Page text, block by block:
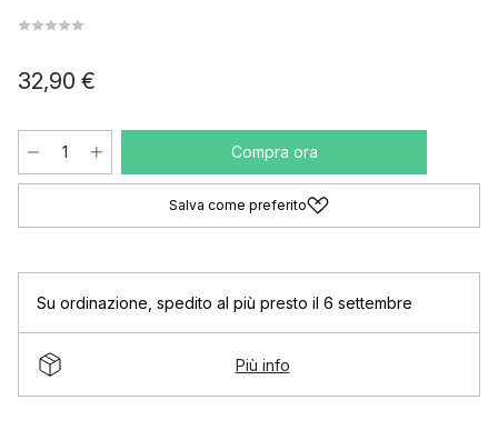
32,90 €
Compra ora
Salva come preferito
Su ordinazione spedito al più presto il 6 settembre
Più info